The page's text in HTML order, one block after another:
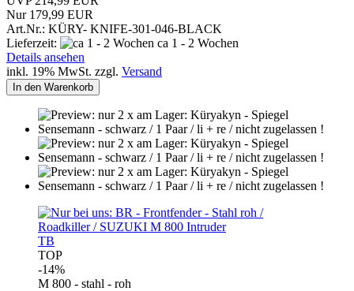
Nur 179,99 EUR
Art.Nr.: KÜRY- KNIFE-301-046-BLACK
Lieferzeit:
ca 1 - 2 Wochen
Details ansehen
inkl. 19% MwSt. zzgl. Versand
In den Warenkorb
TB
TOP
-14%
M 800 - stahl - roh